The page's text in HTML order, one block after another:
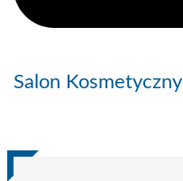
Salon Kosmetyczny